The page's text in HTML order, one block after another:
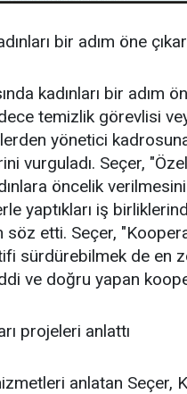
bir adım öne
kadınları bir adım
temizlik görevlisi
yönetici kadrosuna
vurguladı. Seçer,
öncelik
yaptıkları iş
söz etti. Seçer,
sürdürebilmek de en
ve doğru yapan
projeleri anlattı
anlatan Seçer,